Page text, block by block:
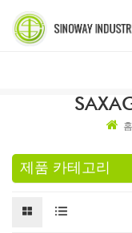
홈
제품 카테고리